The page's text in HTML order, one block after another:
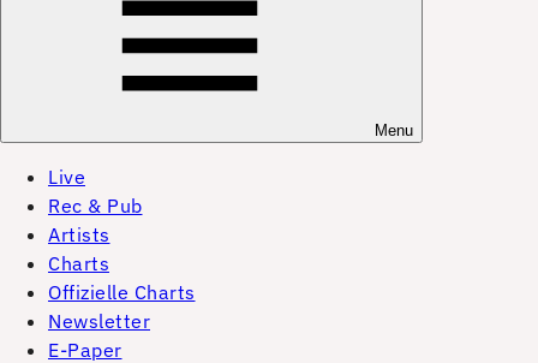
Menu
Live
Rec & Pub
Artists
Charts
Offizielle Charts
Newsletter
E-Paper